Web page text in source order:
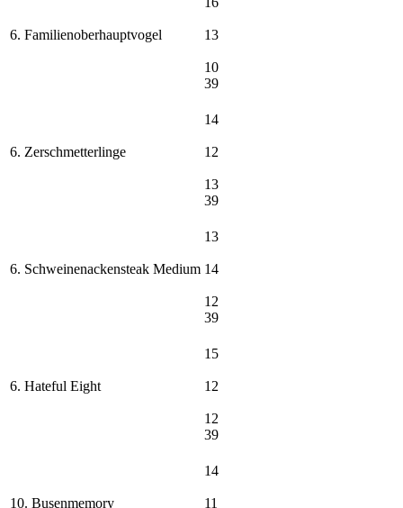
6. Familienoberhauptvogel 13
10
39
6. Zerschmetterlinge
14
12
13
39
6. Schweinenackensteak Medium
13
14
12
39
6. Hateful Eight
15
12
12
39
10. Busenmemory
14
11